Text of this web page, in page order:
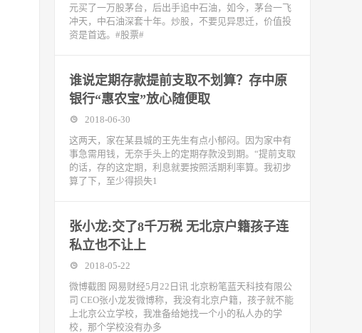
元买了一万股茅台，后出手追中石油，如今，茅台一飞
冲天，中石油深套十年。炒股，不要见异思迁，价值投
资是首选。#股票#
谁说定期存款提前支取不划算？存中原
银行“惠农宝”放心随便取
2018-06-30
这两天，家在某县城的王先生有点小郁闷。因为家中有
事急需用钱，无奈手头上的定期存款没到期。“提前支取
的话，存的这定期，利息就要按照活期利率算。我初步
算了下，至少得损失1
张小龙:交了8千万税 无北京户籍孩子连
私立也不让上
2018-05-22
微博截图 网易财经5月22日讯 北京粉笔蓝天科技有限公
司 CEO张小龙发微博称，我没有北京户籍，孩子就不能
上北京公立学校，我准备给她找一个小的私人办的学
校，那个学校没有办多